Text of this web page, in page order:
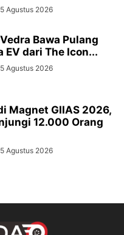
5 Agustus 2026
Bawa Pulang
EV dari The Icon...
5 Agustus 2026
Magnet GIIAS 2026,
12.000 Orang
5 Agustus 2026